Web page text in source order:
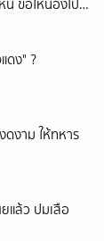
น ขอให้น้องไปสู่
ดง" ?
ดงาม ให้ทหาร
แล้ว ปมเสือ